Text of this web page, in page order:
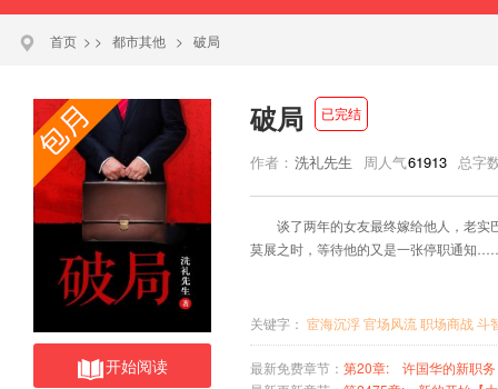
首页 > > 都市其他 > 破局
开始阅读
破局 已完结
作者： 洗礼先生 周人气61913 总字
谈了两年的女友最终嫁给他人，老
莫展之时，等待他的又是一张停职通知
关键字： 宦海沉浮官场风流职场商战斗
最新免费章节： 第20章: 许国华的新职务